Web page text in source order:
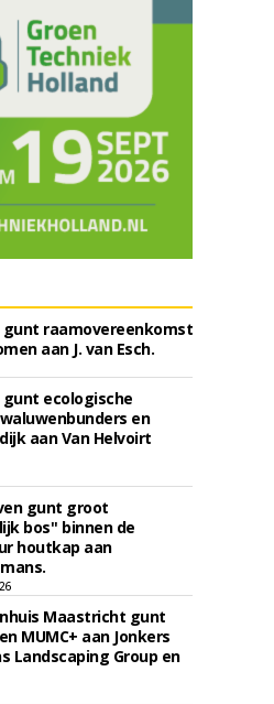
raamovereenkomst
aan J. van Esch.
ecologische
en
aan Van Helvoirt
gunt groot
bos'' binnen de
houtkap aan
Maastricht gunt
MUMC+ aan Jonkers
Landscaping Group en